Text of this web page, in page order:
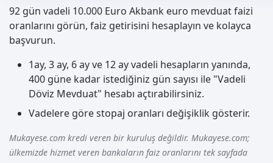
92 gün vadeli 10.000 Euro Akbank euro mevduat faizi
oranlarını görün, faiz getirisini hesaplayın ve kolayca
başvurun.
1ay, 3 ay, 6 ay ve 12 ay vadeli hesapların yanında,
400 güne kadar istediğiniz gün sayısı ile "Vadeli
Döviz Mevduat" hesabı açtırabilirsiniz.
Vadelere göre stopaj oranları değişiklik gösterir.
Mukayese.com kredi veren bir kuruluş değildir. Mukayese.com;
ülkemizde hizmet veren bankaların faiz oranlarını tek sayfada